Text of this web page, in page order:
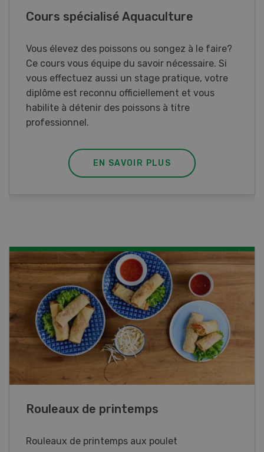
invite aux
pour des
et la première suisse
roues.
Paysannes, on vous
Une exposition immersive
femmes du monde
pommes
avec du thym et
Galettes de lupin
Galettes de lupin au